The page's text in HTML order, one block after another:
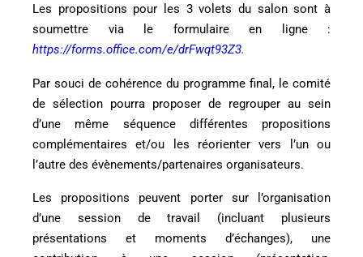
Les propositions pour les 3 volets du salon sont à
soumettre via le formulaire en ligne :
https://forms.office.com/e/drFwqt93Z3.
Par souci de cohérence du programme final, le comité
de sélection pourra proposer de regrouper au sein
d’une même séquence différentes propositions
complémentaires et/ou les réorienter vers l’un ou
l’autre des évènements/partenaires organisateurs.
Les propositions peuvent porter sur l’organisation
d’une session de travail (incluant plusieurs
présentations et moments d’échanges), une